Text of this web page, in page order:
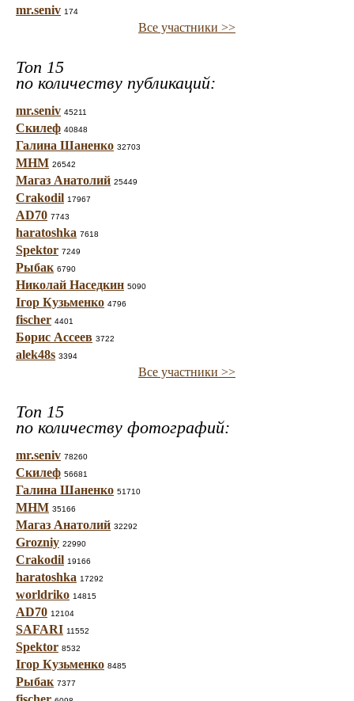
mr.seniv 174
Все участники >>
Топ 15
по количеству публикаций:
mr.seniv 45211
Скилеф 40848
Галина Шаненко 32703
МНМ 26542
Магаз Анатолий 25449
Crakodil 17967
AD70 7743
haratoshka 7618
Spektor 7249
Рыбак 6790
Николай Наседкин 5090
Ігор Кузьменко 4796
fischer 4401
Борис Ассеев 3722
alek48s 3394
Все участники >>
Топ 15
по количеству фотографий:
mr.seniv 78260
Скилеф 56681
Галина Шаненко 51710
МНМ 35166
Магаз Анатолий 32292
Grozniy 22990
Crakodil 19166
haratoshka 17292
worldriko 14815
AD70 12104
SAFARI 11552
Spektor 8532
Ігор Кузьменко 8485
Рыбак 7377